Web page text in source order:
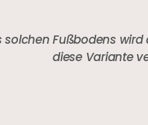
solchen Fußbodens
diese Variante